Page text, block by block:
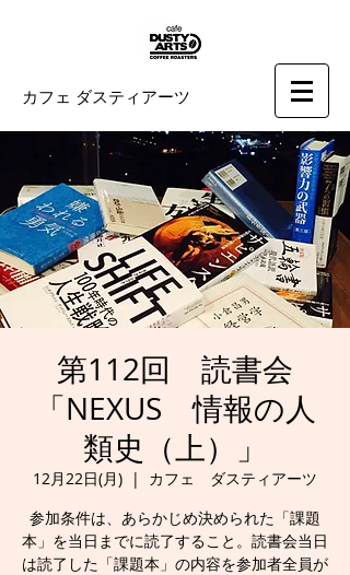
カフェ ダスティアーツ
第112回 読書会
「NEXUS 情報の人
類史（上）」
12月22日(月)
  |
カフェ ダスティアーツ
参加条件は、あらかじめ決められた「課題
本」を当日までに読了すること。読書会当日
は読了した「課題本」の内容を参加者全員が